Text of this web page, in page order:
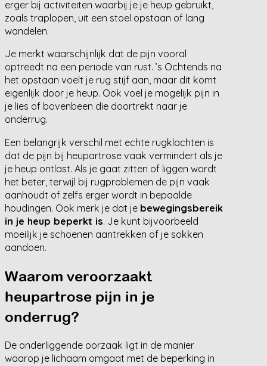
erger bij activiteiten waarbij je je heup gebruikt,
zoals traplopen, uit een stoel opstaan of lang
wandelen.
Je merkt waarschijnlijk dat de pijn vooral
optreedt na een periode van rust. ’s Ochtends na
het opstaan voelt je rug stijf aan, maar dit komt
eigenlijk door je heup. Ook voel je mogelijk pijn in
je lies of bovenbeen die doortrekt naar je
onderrug.
Een belangrijk verschil met echte rugklachten is
dat de pijn bij heupartrose vaak vermindert als je
je heup ontlast. Als je gaat zitten of liggen wordt
het beter, terwijl bij rugproblemen de pijn vaak
aanhoudt of zelfs erger wordt in bepaalde
houdingen. Ook merk je dat je bewegingsbereik
in je heup beperkt is. Je kunt bijvoorbeeld
moeilijk je schoenen aantrekken of je sokken
aandoen.
Waarom veroorzaakt
heupartrose pijn in je
onderrug?
De onderliggende oorzaak ligt in de manier
waarop je lichaam omgaat met de beperking in